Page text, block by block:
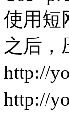
使用短
之后，
http://
http://